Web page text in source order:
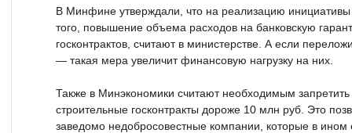
В Минфине утверждали, что на реализацию
того, повышение объема расходов на банковскую
госконтрактов, считают в министерстве. А если
— такая мера увеличит финансовую нагрузку на них.
Также в Минэкономики считают необходимым
строительные госконтракты дороже 10 млн руб. Это
заведомо недобросовестные компании, которые в ином